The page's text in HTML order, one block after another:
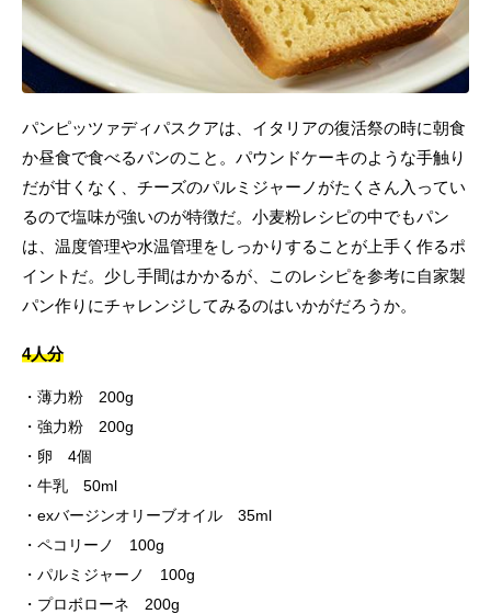
パンピッツァディパスクアは、イタリアの復活祭の時に朝食
か昼食で食べるパンのこと。パウンドケーキのような手触り
だが甘くなく、チーズのパルミジャーノがたくさん入ってい
るので塩味が強いのが特徴だ。小麦粉レシピの中でもパン
は、温度管理や水温管理をしっかりすることが上手く作るポ
イントだ。少し手間はかかるが、このレシピを参考に自家製
パン作りにチャレンジしてみるのはいかがだろうか。
4人分
薄力粉 200g
強力粉 200g
卵 4個
牛乳 50ml
exバージンオリーブオイル 35ml
ペコリーノ 100g
パルミジャーノ 100g
プロボローネ 200g